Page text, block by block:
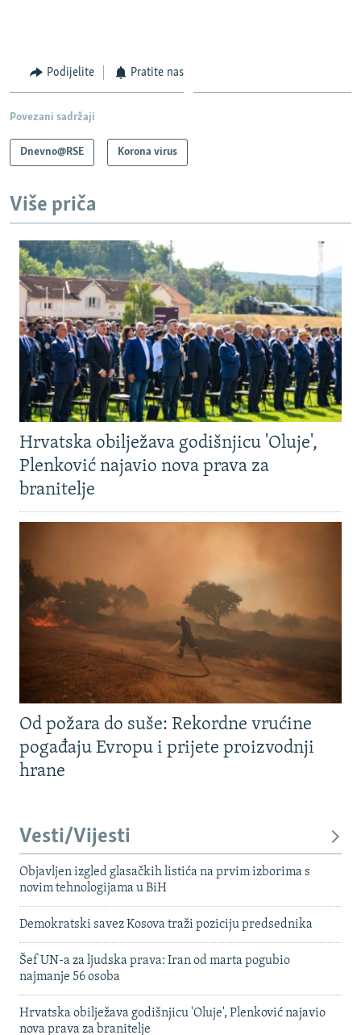
1080p
Podijelite Pratite nas
Povezani sadržaji
Dnevno@RSE Korona virus
Više priča
Hrvatska obilježava godišnjicu 'Oluje',
Plenković najavio nova prava za
branitelje
Od požara do suše: Rekordne vrućine
pogađaju Evropu i prijete proizvodnji
hrane
Vesti/Vijesti
Objavljen izgled glasačkih listića na prvim izborima s
novim tehnologijama u BiH
Demokratski savez Kosova traži poziciju predsednika
Šef UN-a za ljudska prava: Iran od marta pogubio
najmanje 56 osoba
Hrvatska obilježava godišnjicu 'Oluje', Plenković najavio
nova prava za branitelje